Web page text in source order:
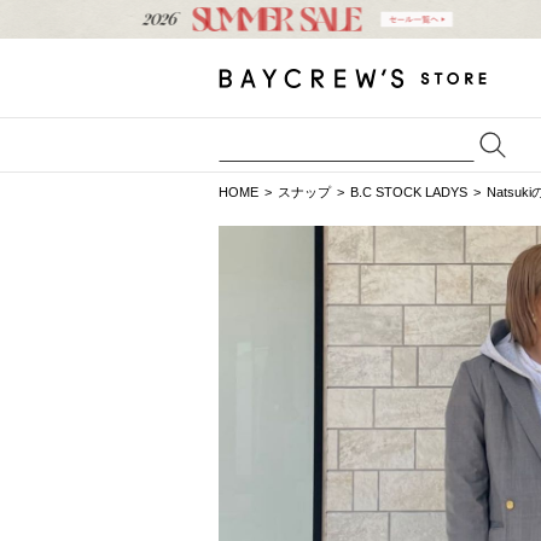
HOME スナップ B.C STOCK LADYS Natsuki